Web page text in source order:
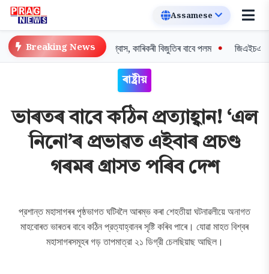
Breaking News
নাই: শিক্ষামন্ত্ৰী পেগুৰ আশ্বাস, কাৰিকৰী বিজুতিৰ বাবে পলম জিএইচএডচি
ৰাষ্ট্ৰীয়
ভাৰতৰ বাবে কঠিন প্রত্যাহ্বান! ‘এল
নিনো’ৰ প্ৰভাৱত এইবাৰ প্ৰচণ্ড
গৰমৰ গ্ৰাসত পৰিব দেশ
প্রশান্ত মহাসাগৰৰ পৃষ্ঠভাগত ঘটিবলৈ আৰম্ভ কৰা শেহতীয়া ঘটনাৱলীয়ে অনাগত
মাহবোৰত ভাৰতৰ বাবে কঠিন প্রত্যাহ্বানৰ সৃষ্টি কৰিব পাৰে। যোৱা মাহত বিশ্বৰ
মহাসাগৰসমূহৰ গড় তাপমাত্রা ২১ ডিগ্রী চেলছিয়াছ আছিল।